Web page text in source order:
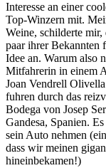
Interesse an einer
Top-Winzern mit.
Weine, schilderte
paar ihrer Bekannten
Idee an. Warum also
Mitfahrerin in einem
Joan Vendrell
fuhren durch das
Bodega von Josep
Gandesa, Spanien.
sein Auto nehmen
dass wir meinen
hineinbekamen!)